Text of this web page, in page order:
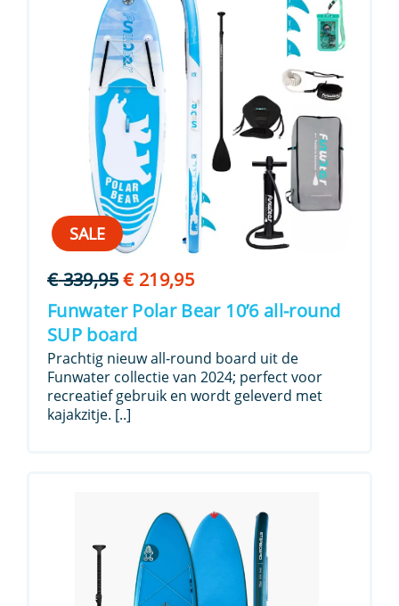
SALE
€339,95Oorspronkelijke
prijs
was:
€ 339,95.
€219,95Huidige
prijs
€ 219,95.
Funwater Polar Bear 10’6 all-round
SUP board
Prachtig nieuw all-round board uit de
Funwater collectie van 2024; perfect voor
recreatief gebruik en wordt geleverd met
kajakzitje. [..]